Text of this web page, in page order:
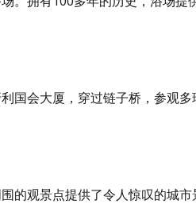
国会大厦，穿过链子桥，参观
观景点提供了令人惊叹的城市